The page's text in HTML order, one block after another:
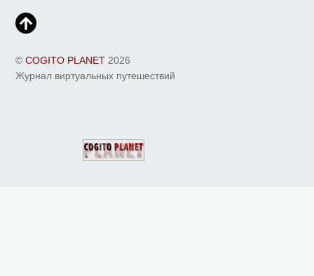
©COGITO PLANET 2026
Журнал виртуальных путешествий